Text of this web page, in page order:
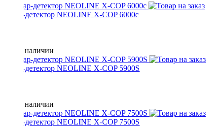
радар-детектор NEOLINE X-COP 6000c
Нет в наличии
радар-детектор NEOLINE X-COP 5900S
Нет в наличии
радар-детектор NEOLINE X-COP 7500S